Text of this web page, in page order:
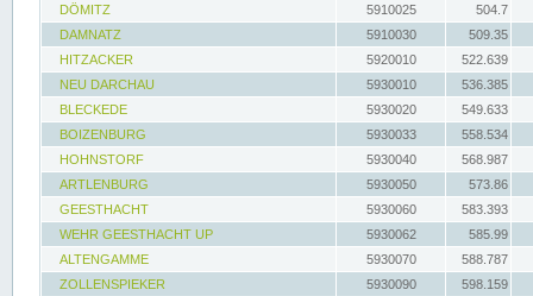
DÖMITZ
5910025
504.7
DAMNATZ
5910030
509.35
HITZACKER
5920010
522.639
NEU DARCHAU
5930010
536.385
BLECKEDE
5930020
549.633
BOIZENBURG
5930033
558.534
HOHNSTORF
5930040
568.987
ARTLENBURG
5930050
573.86
GEESTHACHT
5930060
583.393
WEHR GEESTHACHT UP
5930062
585.99
ALTENGAMME
5930070
588.787
ZOLLENSPIEKER
5930090
598.159